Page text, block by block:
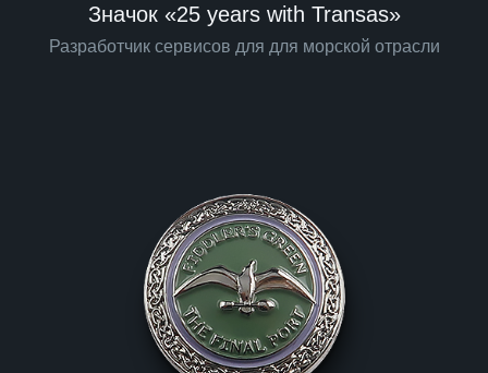
Значок «25 years with Transas»
Разработчик сервисов для для морской отрасли